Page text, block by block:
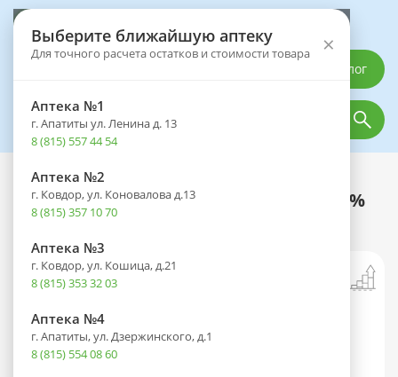
Выберите ближайшую аптеку
Для точного расчета остатков и стоимости товара ×
Аптека №1
г. Апатиты ул. Ленина д. 13
8 (815) 557 44 54
Аптека №2
г. Ковдор, ул. Коновалова д.13
8 (815) 357 10 70
Аптека №3
г. Ковдор, ул. Кошица, д.21
8 (815) 353 32 03
Аптека №4
г. Апатиты, ул. Дзержинского, д.1
8 (815) 554 08 60
Каталог
Каталог Оптика
Левомицетин фл.(капли глазн.) 0,25%
10мл